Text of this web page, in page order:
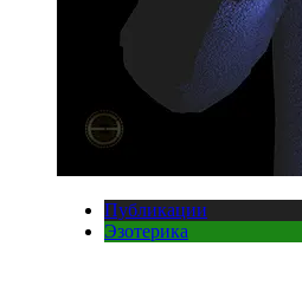
Публикации
Эзотерика